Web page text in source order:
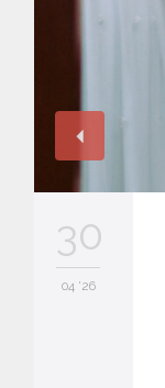
30
04 '26